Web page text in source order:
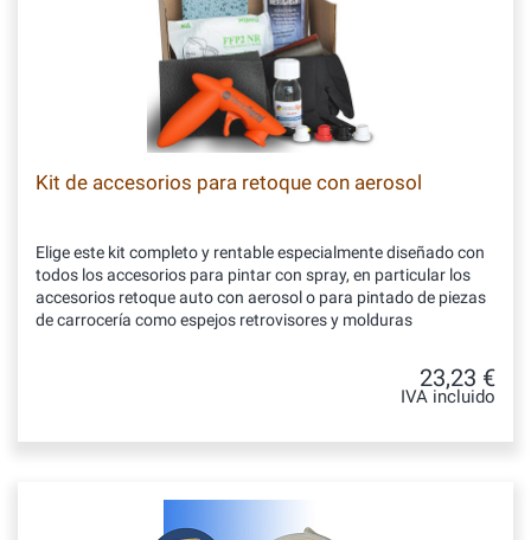
Kit de accesorios para retoque con aerosol
Elige este kit completo y rentable especialmente diseñado con
todos los accesorios para pintar con spray, en particular los
accesorios retoque auto con aerosol o para pintado de piezas
de carrocería como espejos retrovisores y molduras
23,23 €
IVA incluido